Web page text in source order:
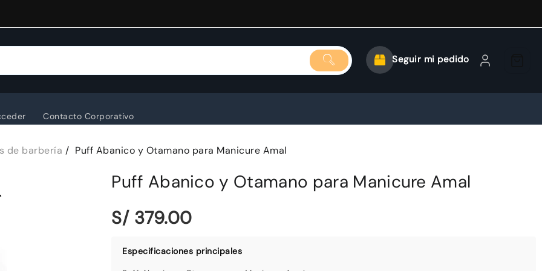
Seguir mi pedido
Contacto Corporativo
de barbería Puff Abanico y Otamano para Manicure Amal
Puff Abanico y Otamano para Manicure Amal
S/ 379.00